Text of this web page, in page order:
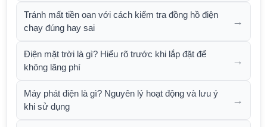
Tránh mất tiền oan với cách kiểm tra đồng hồ điện
chạy đúng hay sai
→
Điện mặt trời là gì? Hiểu rõ trước khi lắp đặt để
không lãng phí
→
Máy phát điện là gì? Nguyên lý hoạt động và lưu ý
khi sử dụng
→